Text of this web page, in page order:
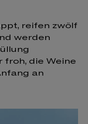
reifen zwölf
werden
froh, die Weine
an